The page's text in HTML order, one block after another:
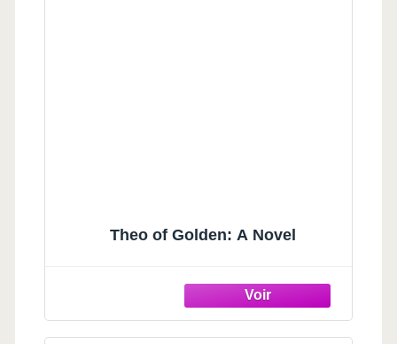
Theo of Golden: A Novel